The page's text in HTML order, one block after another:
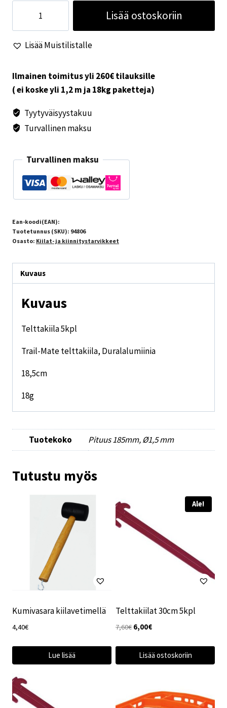
määrä
Lisää ostoskoriin
Lisää Muistilistalle
Ilmainen toimitus yli 260€ tilauksille
( ei koske yli 1,2 m ja 18kg paketteja)
Tyytyväisyystakuu
Turvallinen maksu
Turvallinen maksu
Ean-koodi(EAN):
Tuotetunnus (SKU): 94806
Osasto: Kiilat- ja kiinnitystarvikkeet
Kuvaus
Kuvaus
Telttakiila 5kpl
Trail-Mate telttakiila, Duralalumiinia
18,5cm
18g
Tuotekoko Pituus 185mm, Ø1,5 mm
Tutustu myös
Kumivasara kiilavetimellä
4,40€
Lue lisää
Ale!
Telttakiilat 30cm 5kpl
7,60€ Alkuperäinen
6,00€Nykyinen
Lisää ostoskoriin